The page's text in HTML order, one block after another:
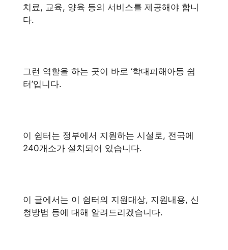
치료, 교육, 양육 등의 서비스를 제공해야 합니
다.
그런 역할을 하는 곳이 바로 ‘학대피해아동 쉼
터’입니다.
이 쉼터는 정부에서 지원하는 시설로, 전국에
240개소가 설치되어 있습니다.
이 글에서는 이 쉼터의 지원대상, 지원내용, 신
청방법 등에 대해 알려드리겠습니다.